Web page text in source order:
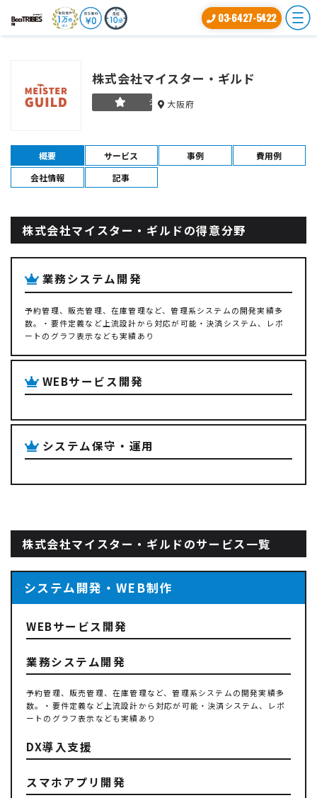
03-6427-5422
株式会社マイスター・ギルド
シルバー
大阪府
概要 サービス 事例
費用例
会社情報
記事
株式会社マイスター・ギルドの得意分野
業務システム開発
予約管理、販売管理、在庫管理など、管理系システムの開発実績多
数。・要件定義など上流設計から対応が可能・決済システム、レポ
ートのグラフ表示なども実績あり
WEBサービス開発
システム保守・運用
株式会社マイスター・ギルドのサービス一覧
システム開発・WEB制作
WEBサービス開発
業務システム開発
予約管理、販売管理、在庫管理など、管理系システムの開発実績多
数。・要件定義など上流設計から対応が可能・決済システム、レポ
ートのグラフ表示なども実績あり
DX導入支援
スマホアプリ開発